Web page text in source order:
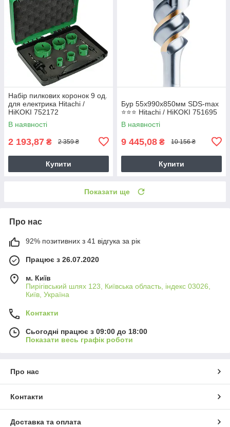
Набір пилкових коронок 9 од.
для електрика Hitachi /
HiKOKI 752172
В наявності
2 193,87 ₴ 2 359 ₴
Купити
Бур 55х990х850мм SDS-max
⭐️⭐️⭐️ Hitachi / HiKOKI 751695
В наявності
9 445,08 ₴ 10 156 ₴
Купити
Показати ще
Про нас
92% позитивних з 41 відгука за рік
Працює з 26.07.2020
м. Київ
Пирігівський шлях 123, Київська область, індекс 03026,
Київ, Україна
Контакти
Сьогодні працює з 09:00 до 18:00
Показати весь графік роботи
Про нас
Контакти
Доставка та оплата